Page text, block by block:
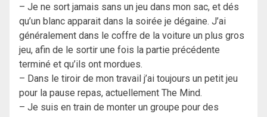
– Je ne sort jamais sans un jeu dans mon sac, et dés
qu’un blanc apparait dans la soirée je dégaine. J’ai
généralement dans le coffre de la voiture un plus gros
jeu, afin de le sortir une fois la partie précédente
terminé et qu’ils ont mordues.
– Dans le tiroir de mon travail j’ai toujours un petit jeu
pour la pause repas, actuellement The Mind.
– Je suis en train de monter un groupe pour des